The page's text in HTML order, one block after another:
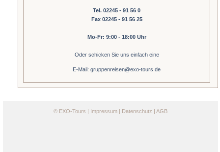
Tel. 02245 - 91 56 0
Fax 02245 - 91 56 25
Mo-Fr: 9:00 - 18:00 Uhr
Oder schicken Sie uns einfach eine
E-Mail: gruppenreisen@exo-tours.de
© EXO-Tours Impressum Datenschutz AGB